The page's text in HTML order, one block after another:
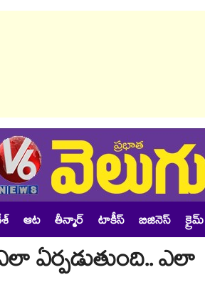
ఆట తీన్మార్ టాకీస్ బిజినెస్ క్రైమ్
ఏర్పడుతుంది.. ఎలా